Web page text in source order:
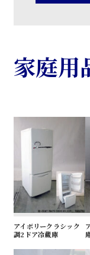
家庭用
アイボリークラシック
調2ドア冷蔵庫